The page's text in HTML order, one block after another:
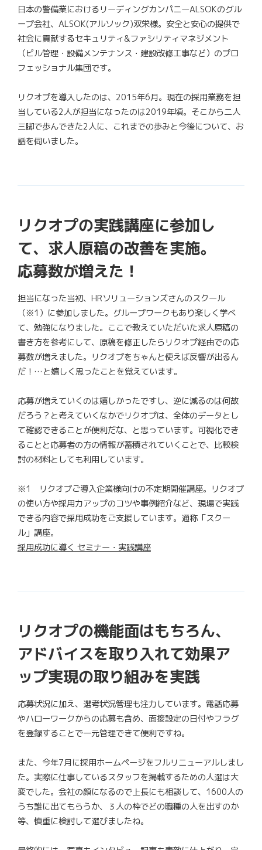
日本の警備業におけるリーディングカンパニーALSOKのグル
ープ会社、ALSOK(アルソック)双栄様。安全と安心の提供で
社会に貢献するセキュリティ&ファシリティマネジメント
（ビル管理・設備メンテナンス・建設改修工事など）のプロ
フェッショナル集団です。
リクオプを導入したのは、2015年6月。現在の採用業務を担
当している2人が担当になったのは2019年頃。そこから二人
三脚で歩んできた2人に、これまでの歩みと今後について、お
話を伺いました。
リクオプの実践講座に参加し
て、求人原稿の改善を実施。
応募数が増えた！
担当になった当初、HRソリューションズさんのスクール
（※1）に参加しました。グループワークもあり楽しく学べ
て、勉強になりました。ここで教えていただいた求人原稿の
書き方を参考にして、原稿を修正したらリクオプ経由での応
募数が増えました。リクオプをちゃんと使えば反響が出るん
だ！…と嬉しく思ったことを覚えています。
応募が増えていくのは嬉しかったですし、逆に減るのは何故
だろう？と考えていくなかでリクオプは、全体のデータとし
て確認できることが便利だな、と思っています。可視化でき
ることと応募者の方の情報が蓄積されていくことで、比較検
討の材料としても利用しています。
※1 リクオプご導入企業様向けの不定期開催講座。リクオプ
の使い方や採用力アップのコツや事例紹介など、現場で実践
できる内容で採用成功をご支援しています。通称「スクー
ル」講座。
採用成功に導く セミナー・実践講座
リクオプの機能面はもちろん、
アドバイスを取り入れて効果ア
ップ実現の取り組みを実践
応募状況に加え、選考状況管理も注力しています。電話応募
やハローワークからの応募も含め、面接設定の日付やフラグ
を登録することで一元管理できて便利ですね。
また、今年7月に採用ホームページをフルリニューアルしまし
た。実際に仕事しているスタッフを掲載するための人選は大
変でした。会社の顔になるので上長にも相談して、1600人の
うち誰に出てもらうか、３人の枠でどの職種の人を出すのか
等、慎重に検討して選びましたね。